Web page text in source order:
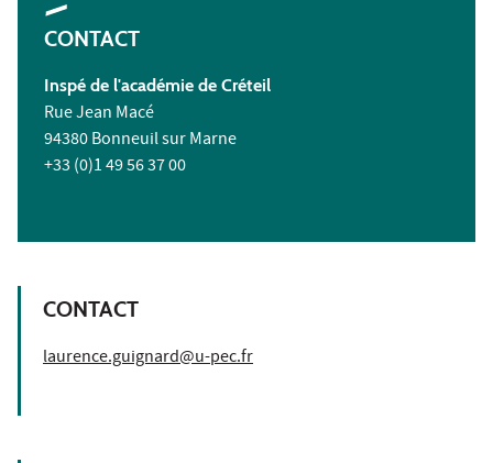
CONTACT
Inspé de l'académie de Créteil
Rue Jean Macé
94380 Bonneuil sur Marne
+33 (0)1 49 56 37 00
CONTACT
laurence.guignard@u-pec.fr